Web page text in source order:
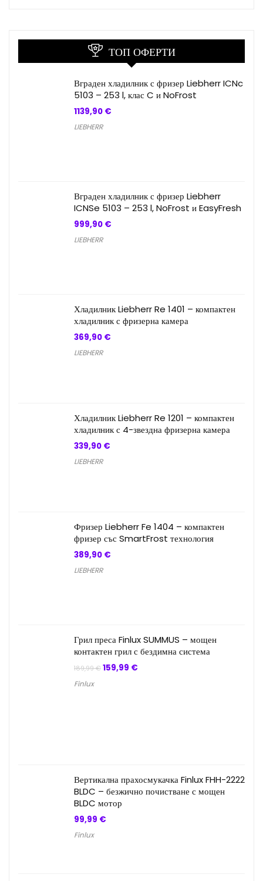
ТОП ОФЕРТИ
Вграден хладилник с фризер Liebherr ICNc
5103 – 253 l, клас C и NoFrost
1139,90 €
LIEBHERR
Вграден хладилник с фризер Liebherr
ICNSe 5103 – 253 l, NoFrost и EasyFresh
999,90 €
LIEBHERR
Хладилник Liebherr Re 1401 – компактен
хладилник с фризерна камера
369,90 €
LIEBHERR
Хладилник Liebherr Re 1201 – компактен
хладилник с 4-звездна фризерна камера
339,90 €
LIEBHERR
Фризер Liebherr Fe 1404 – компактен
фризер със SmartFrost технология
389,90 €
LIEBHERR
Грил преса Finlux SUMMUS – мощен
контактен грил с бездимна система
189,99€ Original
159,99 €
Finlux
Вертикална прахосмукачка Finlux FHH-2222
BLDC – безжично почистване с мощен
BLDC мотор
99,99 €
Finlux